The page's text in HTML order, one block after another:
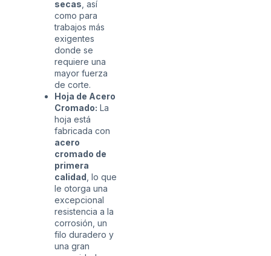
secas , así
como para
trabajos más
exigentes
donde se
requiere una
mayor fuerza
de corte.
Hoja de Acero
Cromado: La
hoja está
fabricada con
acero
cromado de
primera
calidad , lo que
le otorga una
excepcional
resistencia a la
corrosión, un
filo duradero y
una gran